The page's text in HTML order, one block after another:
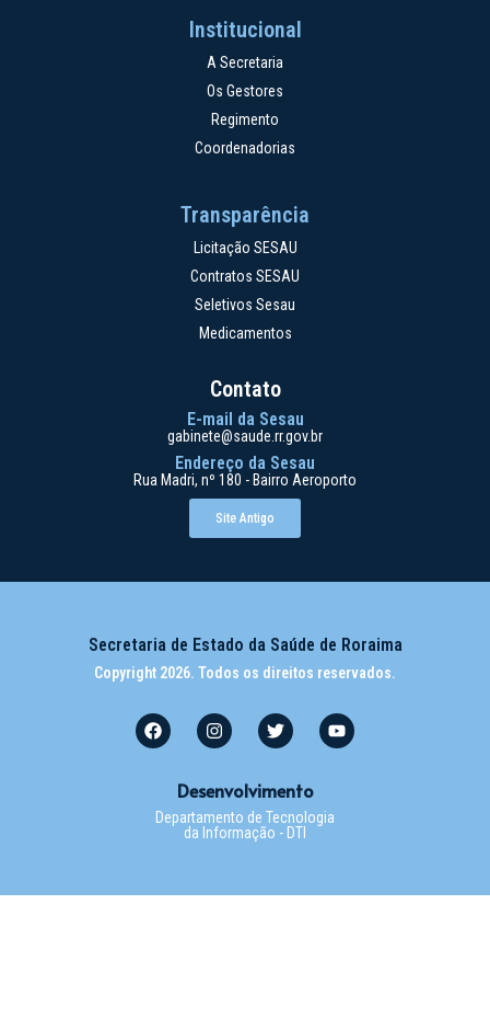
Institucional
A Secretaria
Os Gestores
Regimento
Coordenadorias
Transparência
Licitação SESAU
Contratos SESAU
Seletivos Sesau
Medicamentos
Contato
E-mail da Sesau
gabinete@saude.rr.gov.br
Endereço da Sesau
Rua Madri, nº 180 - Bairro Aeroporto
Site Antigo
Secretaria de Estado da Saúde de Roraima
Copyright 2026. Todos os direitos reservados.
Desenvolvimento
Departamento de Tecnologia
da Informação - DTI